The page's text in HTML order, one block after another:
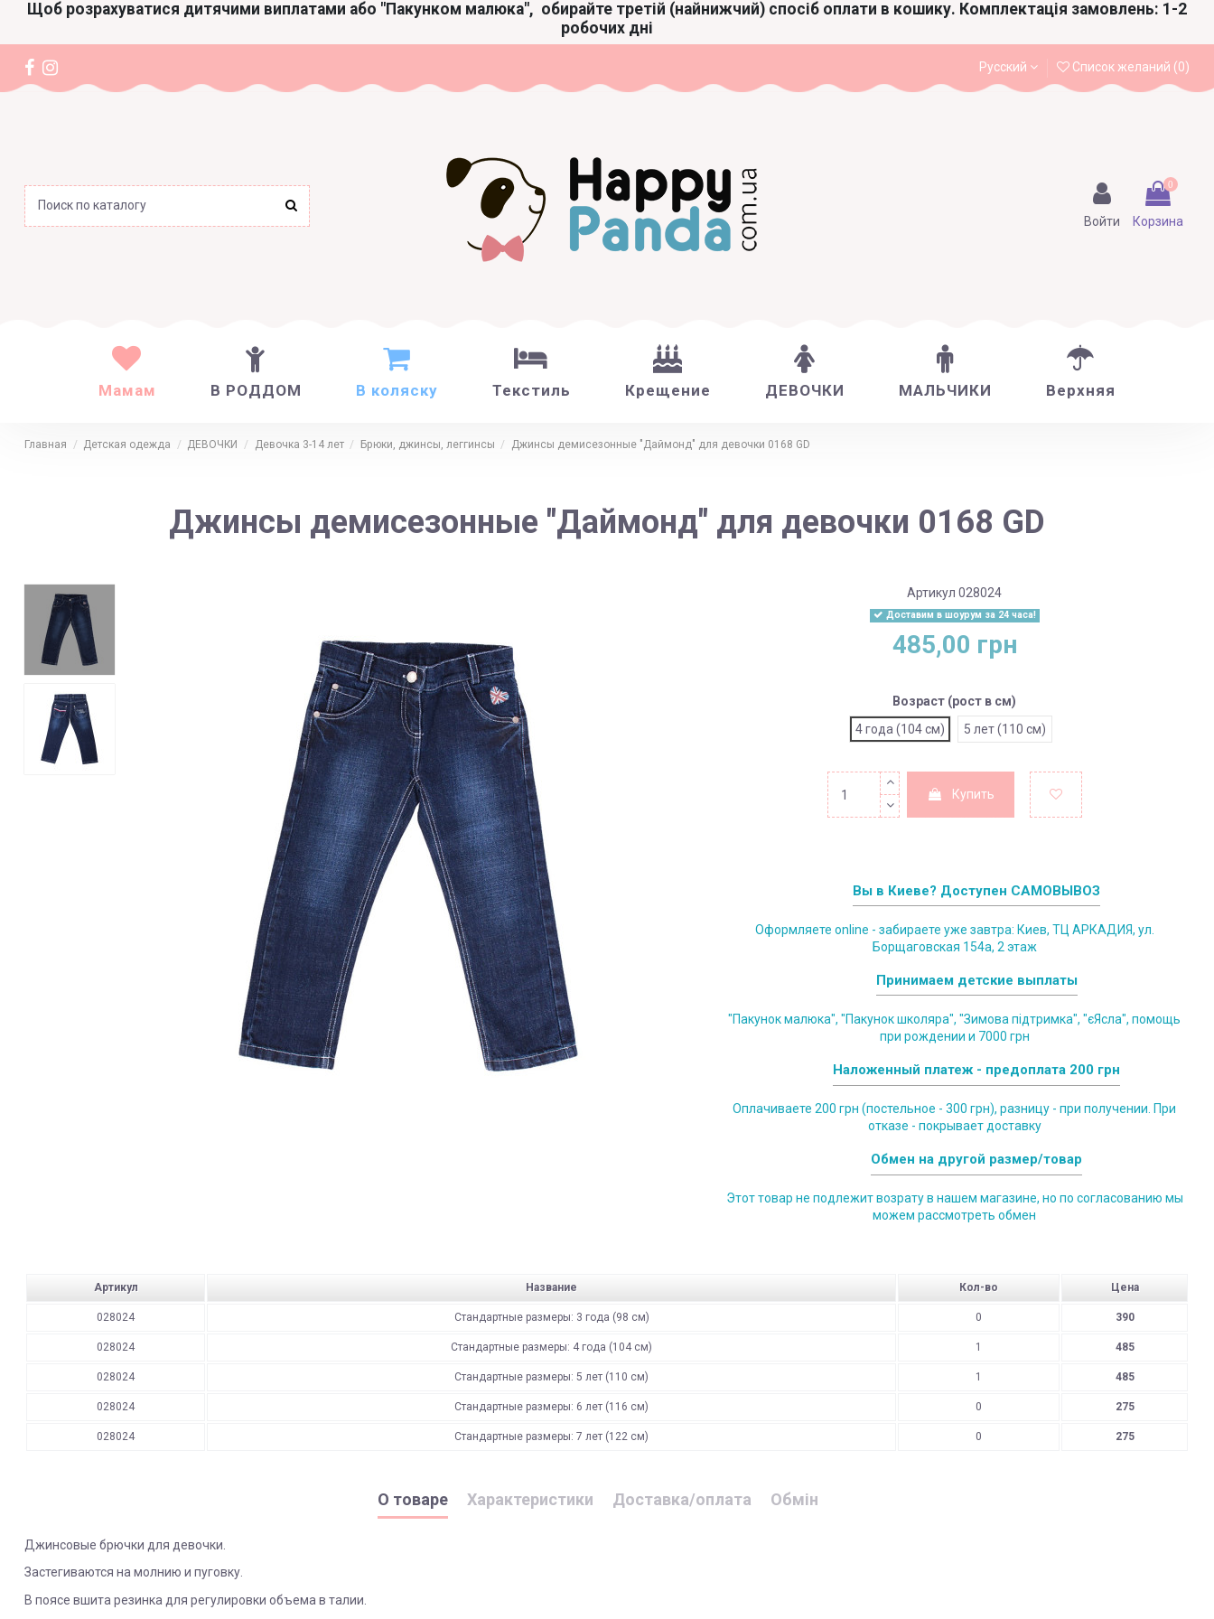
Щоб розрахуватися дитячими виплатами або "Пакунком малюка", обирайте третій (найнижчий) спосіб оплати в кошику. Комплектація замовлень: 1-2
робочих дні
Русский Список желаний (0)
Войти
0
Корзина
Мамам В РОДДОМ В коляску Текстиль Крещение ДЕВОЧКИ МАЛЬЧИКИ Верхняя
Главная Детская одежда ДЕВОЧКИ Девочка 3-14 лет Брюки, джинсы, леггинсы Джинсы демисезонные "Даймонд" для девочки 0168 GD
Джинсы демисезонные "Даймонд" для девочки 0168 GD
Артикул 028024
Доставим в шоурум за 24 часа!
485,00 грн
Возраст (рост в см)
4 года (104 см)
5 лет (110 см)
Купить
Вы в Киеве? Доступен САМОВЫВОЗ
Оформляете online - забираете уже завтра: Киев, ТЦ АРКАДИЯ, ул.
Борщаговская 154а, 2 этаж
Принимаем детские выплаты
"Пакунок малюка", "Пакунок школяра", "Зимова підтримка", "єЯсла", помощь
при рождении и 7000 грн
Наложенный платеж - предоплата 200 грн
Оплачиваете 200 грн (постельное - 300 грн), разницу - при получении. При
отказе - покрывает доставку
Обмен на другой размер/товар
Этот товар не подлежит возрату в нашем магазине, но по согласованию мы
можем рассмотреть обмен
Артикул Название Кол-во Цена
028024 Стандартные размеры: 3 года (98 см) 0 390
028024 Стандартные размеры: 4 года (104 см) 1 485
028024 Стандартные размеры: 5 лет (110 см) 1 485
028024 Стандартные размеры: 6 лет (116 см) 0 275
028024 Стандартные размеры: 7 лет (122 см) 0 275
О товаре Характеристики Доставка/оплата Обмін
Джинсовые брючки для девочки.
Застегиваются на молнию и пуговку.
В поясе вшита резинка для регулировки объема в талии.